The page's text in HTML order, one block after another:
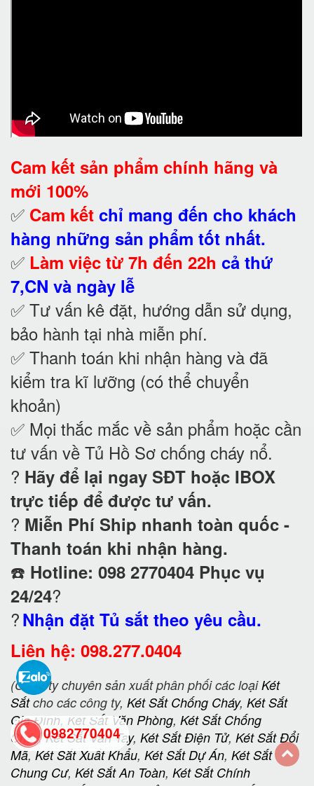
Cam kết sản phẩm chính hãng và
mới 100%
✅ Cam kết chỉ mang đến cho khách
hàng những sản phẩm tốt nhất.
✅ Làm việc từ 7h đến 22h cả thứ
7,CN và ngày lễ
✅ Tư vấn kê đặt, hướng dẫn sử dụng,
bảo hành tại nhà miễn phí.
✅ Thanh toán khi nhận hàng và đã
kiểm tra kĩ lưỡng (có thể chuyển
khoản)
✅ Mọi thắc mắc về sản phẩm hoặc cần
tư vấn về Tủ Hồ Sơ chống cháy nổ.
? Hãy để lại ngay SĐT hoặc IBOX
trực tiếp để được tư vấn.
? Miễn Phí Ship nhanh toàn quốc -
Thanh toán khi nhận hàng.
☎️ Hotline: 098 2770404 Phục vụ
24/24?
?Nhận đặt Tủ sắt theo yêu cầu.
Liên hệ: 098.277.0404
(Công ty chuyên sản xuất phân phối các loạiKét
Sắtcho các công ty, Két Sắt Chống Cháy, Két Sắt
Gia Đình, Két Sắt Văn Phòng, Két Sắt Chống
Cháy,Két Sắt Vân Tay, Két Sắt Điện Tử, Két Sắt Đổi
Mã, Két Sắt Xuất Khẩu, Két Sắt Dự Án, Két Sắt
Chung Cư, Két Sắt An Toàn, Két Sắt Chính
0982770404